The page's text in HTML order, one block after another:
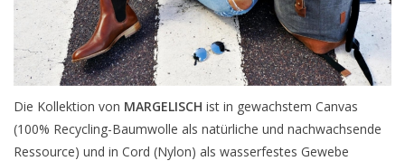
Marken
Die Kollektion von MARGELISCH ist in gewachstem Canvas
(100% Recycling-Baumwolle als natürliche und nachwachsende
Ressource) und in Cord (Nylon) als wasserfestes Gewebe